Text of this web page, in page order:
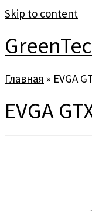
Skip to content
Главная » EVGA
EVGA